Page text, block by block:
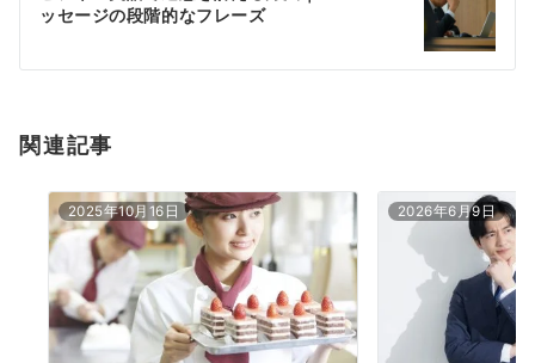
ン
ッセージの段階的なフレーズ
関連記事
2025年10月16日 2026年6月9日